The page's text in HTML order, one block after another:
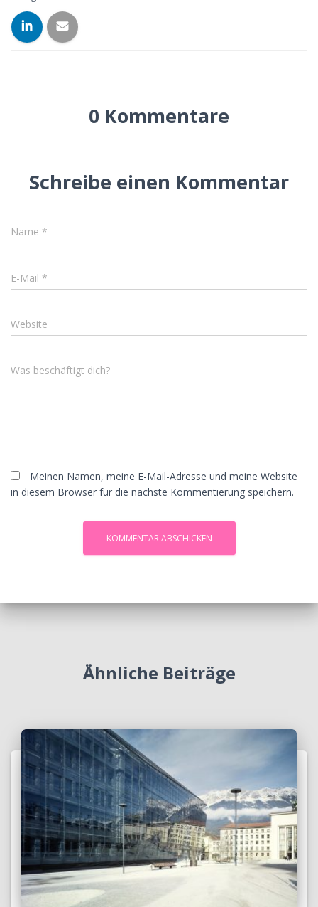
0 Kommentare
Schreibe einen Kommentar
Name *
E-Mail *
Website
Was beschäftigt dich?
Meinen Namen, meine E-Mail-Adresse und meine Website
in diesem Browser für die nächste Kommentierung speichern.
Ähnliche Beiträge